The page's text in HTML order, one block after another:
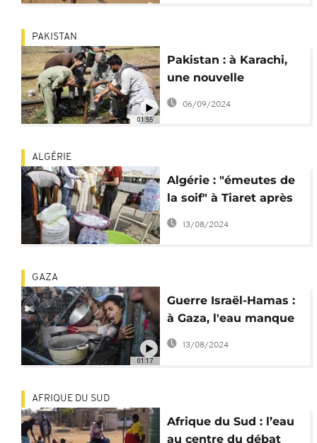
01:55
PAKISTAN
Pakistan : à Karachi,
une nouvelle
technologie pour
stocker l'eau potable
06/09/2024
ALGÉRIE
Algérie : "émeutes de
la soif" à Tiaret après
des mois de pénurie
13/08/2024
01:17
GAZA
Guerre Israël-Hamas :
à Gaza, l'eau manque
et la température
13/08/2024
AFRIQUE DU SUD
Afrique du Sud : l’eau
au centre du débat